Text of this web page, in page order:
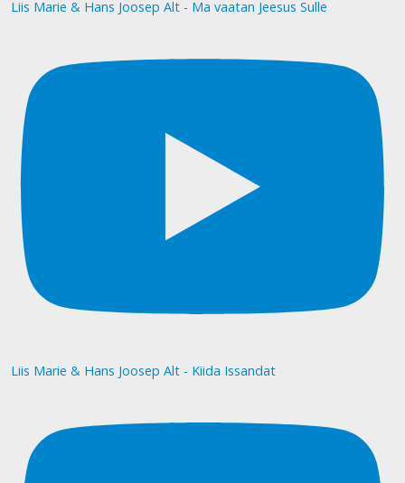
Liis Marie & Hans Joosep Alt - Ma vaatan Jeesus Sulle
Liis Marie & Hans Joosep Alt - Kiida Issandat